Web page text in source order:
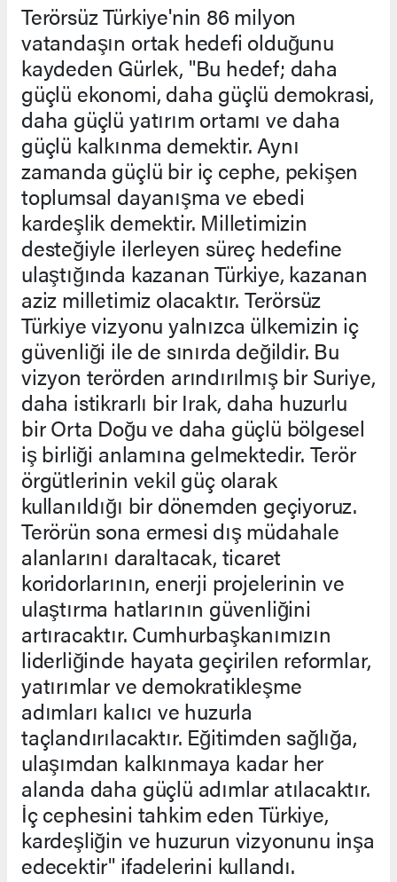
Terörsüz Türkiye'nin 86 milyon
vatandaşın ortak hedefi olduğunu
kaydeden Gürlek, "Bu hedef; daha
güçlü ekonomi, daha güçlü demokrasi,
daha güçlü yatırım ortamı ve daha
güçlü kalkınma demektir. Aynı
zamanda güçlü bir iç cephe, pekişen
toplumsal dayanışma ve ebedi
kardeşlik demektir. Milletimizin
desteğiyle ilerleyen süreç hedefine
ulaştığında kazanan Türkiye, kazanan
aziz milletimiz olacaktır. Terörsüz
Türkiye vizyonu yalnızca ülkemizin iç
güvenliği ile de sınırda değildir. Bu
vizyon terörden arındırılmış bir Suriye,
daha istikrarlı bir Irak, daha huzurlu
bir Orta Doğu ve daha güçlü bölgesel
iş birliği anlamına gelmektedir. Terör
örgütlerinin vekil güç olarak
kullanıldığı bir dönemden geçiyoruz.
Terörün sona ermesi dış müdahale
alanlarını daraltacak, ticaret
koridorlarının, enerji projelerinin ve
ulaştırma hatlarının güvenliğini
artıracaktır. Cumhurbaşkanımızın
liderliğinde hayata geçirilen reformlar,
yatırımlar ve demokratikleşme
adımları kalıcı ve huzurla
taçlandırılacaktır. Eğitimden sağlığa,
ulaşımdan kalkınmaya kadar her
alanda daha güçlü adımlar atılacaktır.
İç cephesini tahkim eden Türkiye,
kardeşliğin ve huzurun vizyonunu inşa
edecektir" ifadelerini kullandı.